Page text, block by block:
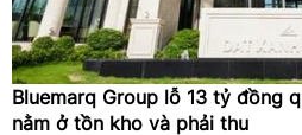
Bluemarq Group lỗ 13 tỷ đồng
nằm ở tồn kho và phải thu